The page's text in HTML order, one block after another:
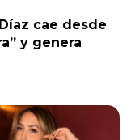
cae desde
y genera